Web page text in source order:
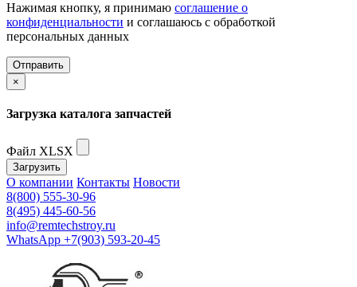
Нажимая кнопку, я принимаю соглашение о
конфиденциальности и соглашаюсь с обработкой
персональных данных
Отправить
×
Загрузка каталога запчастей
Файл XLSX
Загрузить
О компании Контакты Новости
8(800) 555-30-96
8(495) 445-60-56
info@remtechstroy.ru
WhatsApp +7(903) 593-20-45